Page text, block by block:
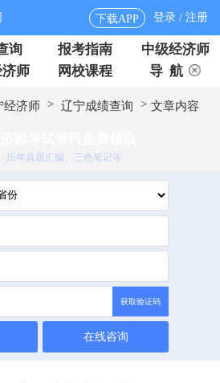
下载APP 登录 / 注册
询 报考指南
中级经济师
师 网校课程 导 航
经济师 > 辽宁成绩查询 > 文章内容
历年真题汇编、三色笔记等
获取验证码
在线咨询